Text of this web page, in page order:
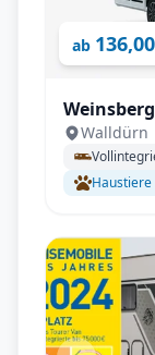
ab
Walldürn
Haustiere